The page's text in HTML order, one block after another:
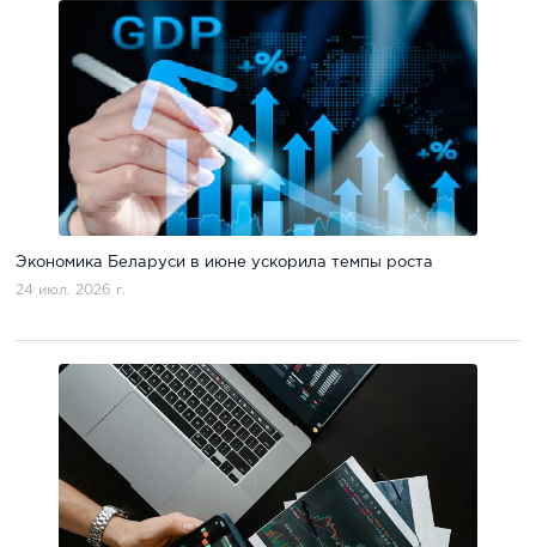
Экономика Беларуси в июне ускорила темпы роста
24 июл. 2026 г.